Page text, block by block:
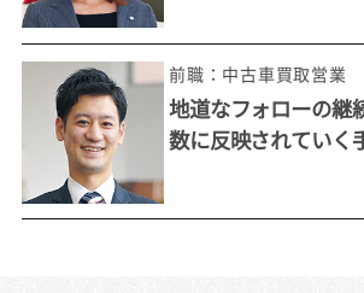
来店しやすい雰囲気づくりを心がけ
前職：中古車買取営業
地道なフォローの継
数に反映されていく